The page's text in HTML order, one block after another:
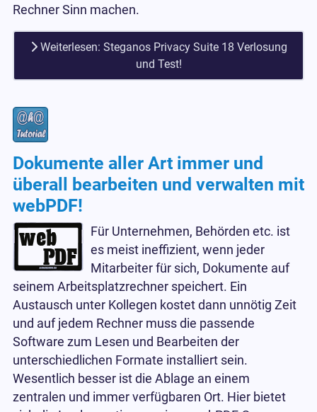
Rechner Sinn machen.
Weiterlesen: Steganos Privacy Suite 18 Verlosung
und Test!
Dokumente aller Art immer und
überall bearbeiten und verwalten mit
webPDF!
Für Unternehmen, Behörden etc. ist
es meist ineffizient, wenn jeder
Mitarbeiter für sich, Dokumente auf
seinem Arbeitsplatzrechner speichert. Ein
Austausch unter Kollegen kostet dann unnötig Zeit
und auf jedem Rechner muss die passende
Software zum Lesen und Bearbeiten der
unterschiedlichen Formate installiert sein.
Wesentlich besser ist die Ablage an einem
zentralen und immer verfügbaren Ort. Hier bietet